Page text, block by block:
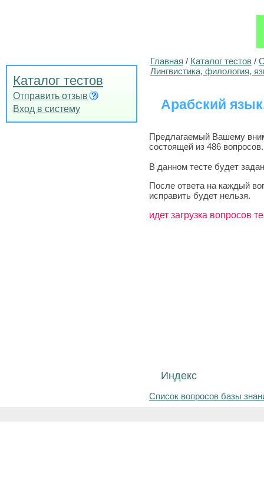
Каталог тестов
Отправить отзыв
Вход в систему
Главная / Каталог тестов /
Лингвистика, филология,
Арабский
Предлагаемый Вашему
состоящей из 486 вопросов.
В данном тесте будет
После ответа на каждый
исправить будет нельзя.
идет загрузка вопросов
Индекс
Список вопросов базы